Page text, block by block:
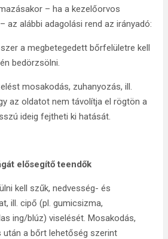
– ha a kezelőorvos
az alábbi adagolási rend az irányadó:
a megbetegedett bőrfelületre kell
bedörzsölni.
mosakodás, zuhanyozás, ill.
az oldatot nem távolítja el rögtön a
ideig fejtheti ki hatását.
elősegítő teendők
kell szűk, nedvesség- és
ill. cipő (pl. gumicsizma,
ing/blúz) viselését. Mosakodás,
után a bőrt lehetőség szerint